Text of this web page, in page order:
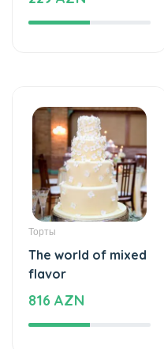
Торты
The world of mixed
flavor
816 AZN